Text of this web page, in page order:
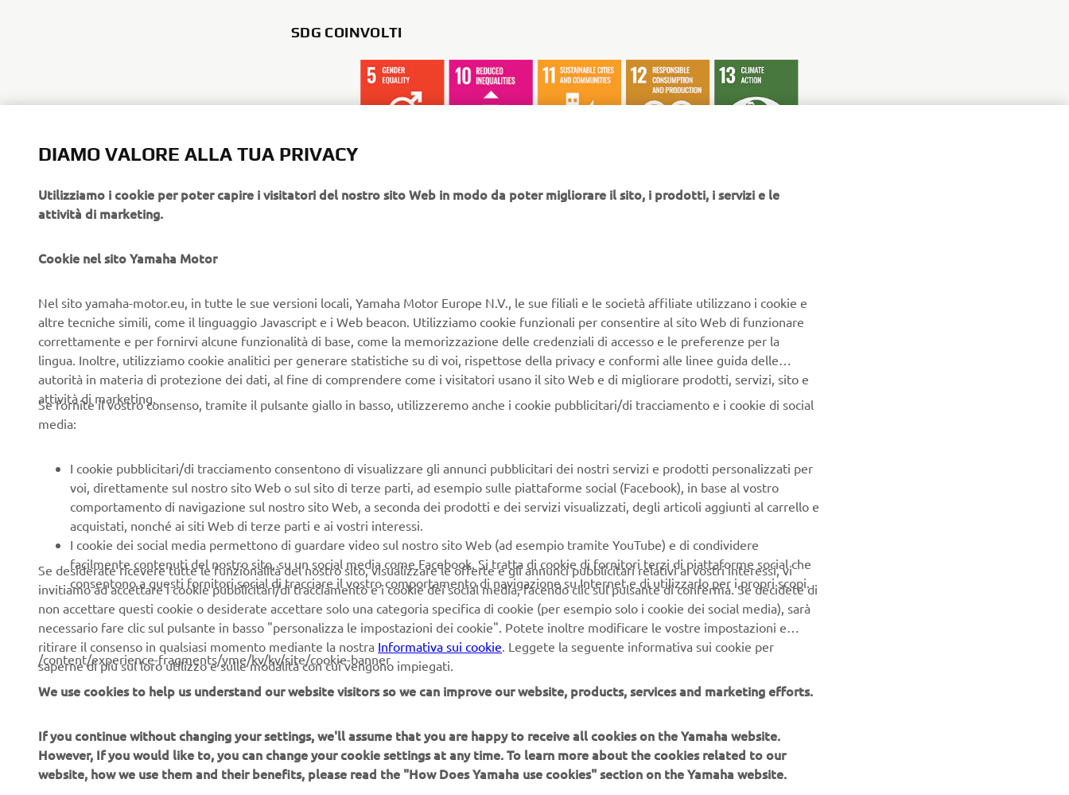
SDG COINVOLTI
LETTURA SUCCESSIVA
Favorire l'efficienza energetica e dei materiali
Scopri di più
CORPORATE
Chi siamo
B2B
Soluzioni di Business
PIÙ YAMAHA SUPPORTO NEWSLETTER
Conoscerai in anteprima le ultime offerte, gli eventi speciali, le
DIAMO VALORE ALLA TUA PRIVACY
Utilizziamo i cookie per poter capire i visitatori del nostro sito Web in modo da poter migliorare il sito, i prodotti, i servizi e le
attività di marketing.
Cookie nel sito Yamaha Motor
Nel sito yamaha-motor.eu, in tutte le sue versioni locali, Yamaha Motor Europe N.V., le sue filiali e le società affiliate utilizzano i cookie e
altre tecniche simili, come il linguaggio Javascript e i Web beacon. Utilizziamo cookie funzionali per consentire al sito Web di funzionare
correttamente e per fornirvi alcune funzionalità di base, come la memorizzazione delle credenziali di accesso e le preferenze per la
lingua. Inoltre, utilizziamo cookie analitici per generare statistiche su di voi, rispettose della privacy e conformi alle linee guida delle
autorità in materia di protezione dei dati, al fine di comprendere come i visitatori usano il sito Web e di migliorare prodotti, servizi, sito e
attività di marketing.
Se fornite il vostro consenso, tramite il pulsante giallo in basso, utilizzeremo anche i cookie pubblicitari/di tracciamento e i cookie di social
media:
I cookie pubblicitari/di tracciamento consentono di visualizzare gli annunci pubblicitari dei nostri servizi e prodotti personalizzati per
voi, direttamente sul nostro sito Web o sul sito di terze parti, ad esempio sulle piattaforme social (Facebook), in base al vostro
comportamento di navigazione sul nostro sito Web, a seconda dei prodotti e dei servizi visualizzati, degli articoli aggiunti al carrello e
acquistati, nonché ai siti Web di terze parti e ai vostri interessi.
I cookie dei social media permettono di guardare video sul nostro sito Web (ad esempio tramite YouTube) e di condividere
facilmente contenuti del nostro sito, su un social media come Facebook. Si tratta di cookie di fornitori terzi di piattaforme social che
consentono a questi fornitori social di tracciare il vostro comportamento di navigazione su Internet e di utilizzarlo per i propri scopi.
Se desiderate ricevere tutte le funzionalità del nostro sito, visualizzare le offerte e gli annunci pubblicitari relativi ai vostri interessi, vi
invitiamo ad accettare i cookie pubblicitari/di tracciamento e i cookie dei social media, facendo clic sul pulsante di conferma. Se decidete di
non accettare questi cookie o desiderate accettare solo una categoria specifica di cookie (per esempio solo i cookie dei social media), sarà
necessario fare clic sul pulsante in basso "personalizza le impostazioni dei cookie". Potete inoltre modificare le vostre impostazioni e
ritirare il consenso in qualsiasi momento mediante la nostra Informativa sui cookie . Leggete la seguente informativa sui cookie per
saperne di più sul loro utilizzo e sulle modalità con cui vengono impiegati.
/content/experience-fragments/yme/kv/kv/site/cookie-banner
We use cookies to help us understand our website visitors so we can improve our website, products, services and marketing efforts.
If you continue without changing your settings, we'll assume that you are happy to receive all cookies on the Yamaha website.
However, If you would like to, you can change your cookie settings at any time. To learn more about the cookies related to our
website, how we use them and their benefits, please read the "How Does Yamaha use cookies" section on the Yamaha website.